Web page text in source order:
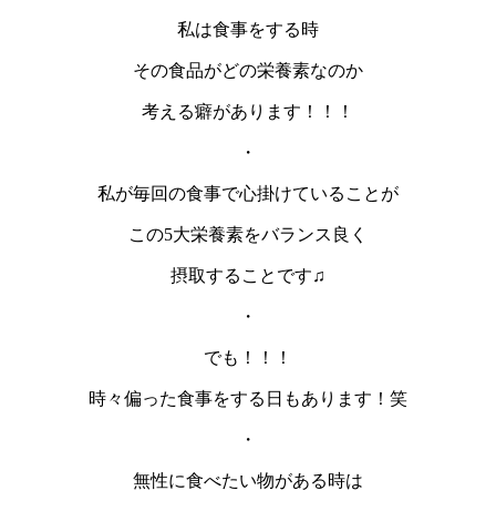
私は食事をする時
その食品がどの栄養素なのか
考える癖があります！！！
・
私が毎回の食事で心掛けていることが
この5大栄養素をバランス良く
摂取することです♫
・
でも！！！
時々偏った食事をする日もあります！笑
・
無性に食べたい物がある時は